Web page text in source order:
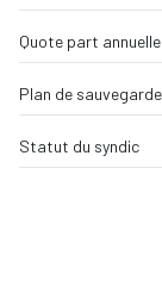
interphone
quartier Centre
Quote part
Plan de sauvegarde
Statut du syndic